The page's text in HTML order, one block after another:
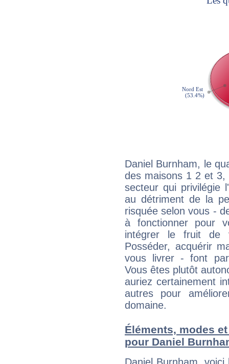
Daniel Burnham, le
des maisons 1 2 et
secteur qui privilégie
au détriment de la
risquée selon vous -
à fonctionner pour
intégrer le fruit de
Posséder, acquérir
vous livrer - font
Vous êtes plutôt
auriez certainement
autres pour
domaine.
Éléments, modes
pour Daniel